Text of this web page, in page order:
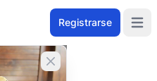
Registrarse
Cerrar banner